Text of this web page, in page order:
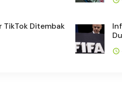
TikTok Ditembak